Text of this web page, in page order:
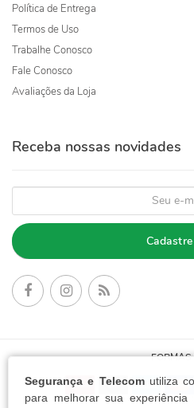
Segurança e Telecomutiliza
para melhorar sua
Política de Entrega
Termos de Uso
Trabalhe Conosco
Fale Conosco
Avaliações da Loja
Receba nossas novidades
FORMAS